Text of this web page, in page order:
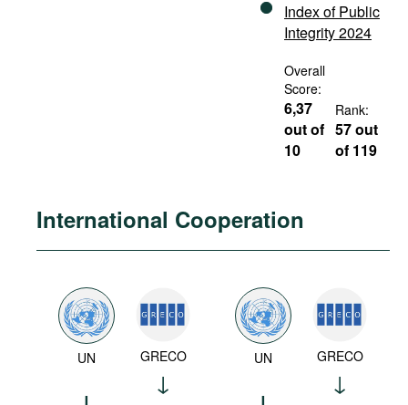
Index of Public
Integrity 2024
Overall
Score:
6,37
out of
10
Rank:
57 out
of 119
International Cooperation
UN GRECO UN GRECO